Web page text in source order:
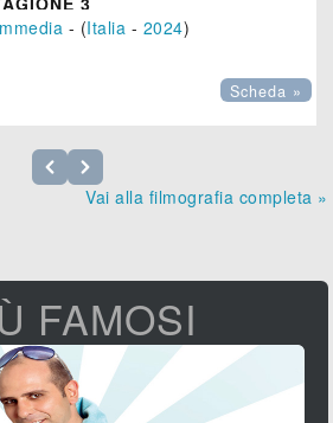
- (Italia - 2024)
Scheda »
Vai alla filmografia completa »
FAMOSI